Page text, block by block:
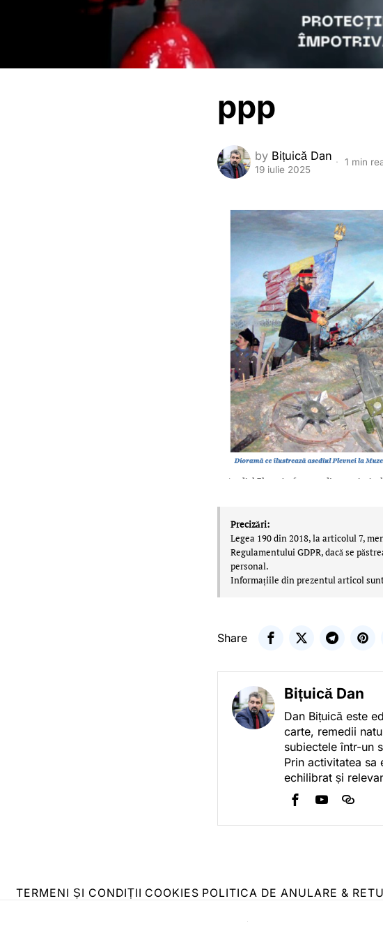
ppp
by Bițuică Dan
19 iulie 2025
1 min
Precizări:
Legea 190 din 2018, la articolul 7,
Regulamentului GDPR, dacă se
personal.
Informațiile din prezentul articol
Share
Bițuică Dan
Dan Bițuică este
carte, remedii
subiectele într-un
Prin activitatea
echilibrat și
TERMENI ȘI CONDIȚII COOKIES POLITICA DE ANULARE &